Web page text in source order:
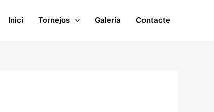
Inici Tornejos Galeria Contacte